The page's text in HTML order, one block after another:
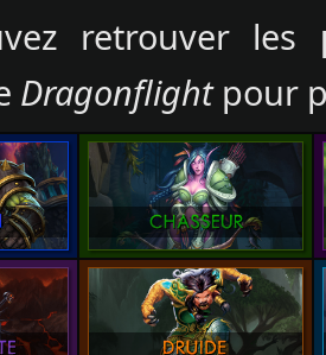
retrouver les
Dragonflightpour